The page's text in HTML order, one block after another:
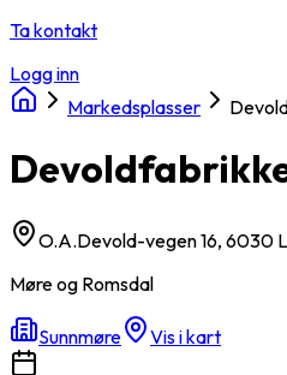
Ta kontakt
Logg inn
Markedsplasser
O.A.Devold-vegen 16, 6030
Møre og Romsdal
Sunnmøre Vis i kart